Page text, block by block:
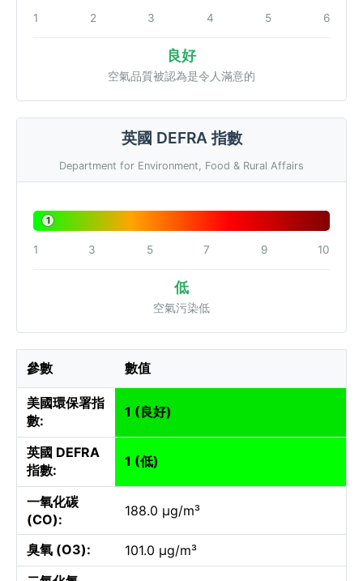
1 2 3 4 5 6
良好
空氣品質被認為是令人滿意的
英國 DEFRA 指數
Department for Environment, Food & Rural Affairs
1
1 3 5 7 9 10
低
空氣污染低
參數 數值
美國環保署指
數:
1 (良好)
英國 DEFRA
指數:
1 (低)
一氧化碳
(CO):
188.0 µg/m³
臭氧 (O3):
101.0 µg/m³